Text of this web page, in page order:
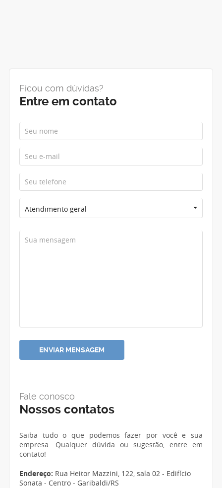
Ficou com dúvidas?
Entre em contato
Atendimento geral
Fale conosco
Nossos contatos
Saiba tudo o que podemos fazer por você e sua
empresa. Qualquer dúvida ou sugestão, entre em
contato!
Endereço: Rua Heitor Mazzini, 122, sala 02 - Edifício
Sonata - Centro - Garibaldi/RS